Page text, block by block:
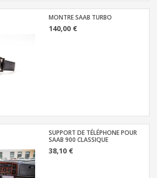
MONTRE SAAB TURBO
140,00 €
SUPPORT DE TÉLÉPHONE POUR
SAAB 900 CLASSIQUE
38,10 €